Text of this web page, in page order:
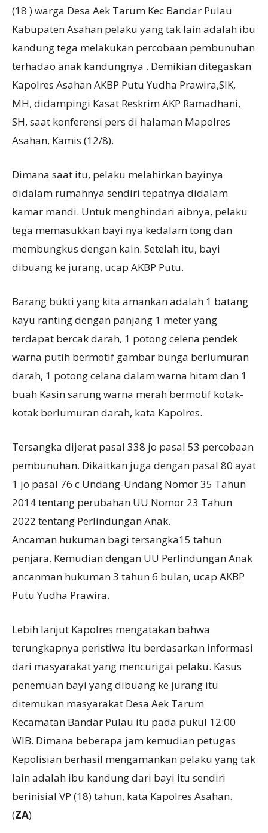
(18 ) warga Desa Aek Tarum Kec Bandar Pulau
Kabupaten Asahan pelaku yang tak lain adalah ibu
kandung tega melakukan percobaan pembunuhan
terhadao anak kandungnya . Demikian ditegaskan
Kapolres Asahan AKBP Putu Yudha Prawira,SIK,
MH, didampingi Kasat Reskrim AKP Ramadhani,
SH, saat konferensi pers di halaman Mapolres
Asahan, Kamis (12/8).
Dimana saat itu, pelaku melahirkan bayinya
didalam rumahnya sendiri tepatnya didalam
kamar mandi. Untuk menghindari aibnya, pelaku
tega memasukkan bayi nya kedalam tong dan
membungkus dengan kain. Setelah itu, bayi
dibuang ke jurang, ucap AKBP Putu.
Barang bukti yang kita amankan adalah 1 batang
kayu ranting dengan panjang 1 meter yang
terdapat bercak darah, 1 potong celena pendek
warna putih bermotif gambar bunga berlumuran
darah, 1 potong celana dalam warna hitam dan 1
buah Kasin sarung warna merah bermotif kotak-
kotak berlumuran darah, kata Kapolres.
Tersangka dijerat pasal 338 jo pasal 53 percobaan
pembunuhan. Dikaitkan juga dengan pasal 80 ayat
1 jo pasal 76 c Undang-Undang Nomor 35 Tahun
2014 tentang perubahan UU Nomor 23 Tahun
2022 tentang Perlindungan Anak.
Ancaman hukuman bagi tersangka15 tahun
penjara. Kemudian dengan UU Perlindungan Anak
ancanman hukuman 3 tahun 6 bulan, ucap AKBP
Putu Yudha Prawira.
Lebih lanjut Kapolres mengatakan bahwa
terungkapnya peristiwa itu berdasarkan informasi
dari masyarakat yang mencurigai pelaku. Kasus
penemuan bayi yang dibuang ke jurang itu
ditemukan masyarakat Desa Aek Tarum
Kecamatan Bandar Pulau itu pada pukul 12:00
WIB. Dimana beberapa jam kemudian petugas
Kepolisian berhasil mengamankan pelaku yang tak
lain adalah ibu kandung dari bayi itu sendiri
berinisial VP (18) tahun, kata Kapolres Asahan.
(ZA)